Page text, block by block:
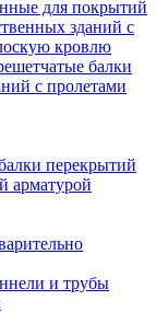
для покрытий
зданий с
кровлю
балки
с пролетами
перекрытий
арматурой
и трубы